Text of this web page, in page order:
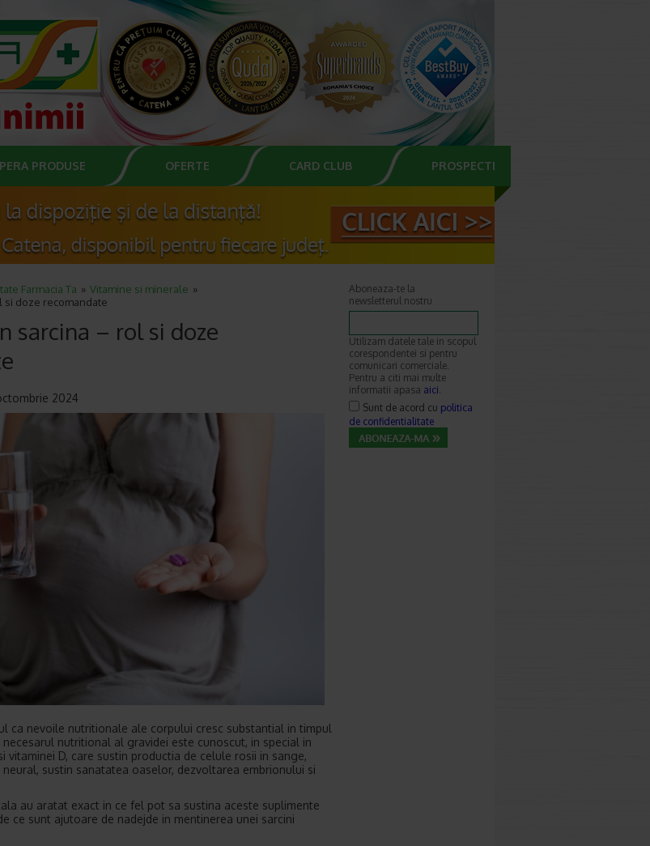
PRODUSE OFERTE CARD CLUB PROSPECTE
Farmacia Ta
Vitamine si minerale
si doze recomandate
sarcina – rol si doze
2024
ca nevoile nutritionale ale corpului cresc substantial in timpul
necesarul nutritional al gravidei este cunoscut, in special in
vitaminei D, care sustin productia de celule rosii in sange,
sustin sanatatea oaselor, dezvoltarea embrionului si
au aratat exact in ce fel pot sa sustina aceste suplimente
ce sunt ajutoare de nadejde in mentinerea unei sarcini
Aboneaza-te la
newsletterul nostru
Utilizam datele tale in scopul
corespondentei si pentru
comunicari comerciale.
Pentru a citi mai multe
informatii apasa aici.
Sunt de acord cu politica
de confidentialitate